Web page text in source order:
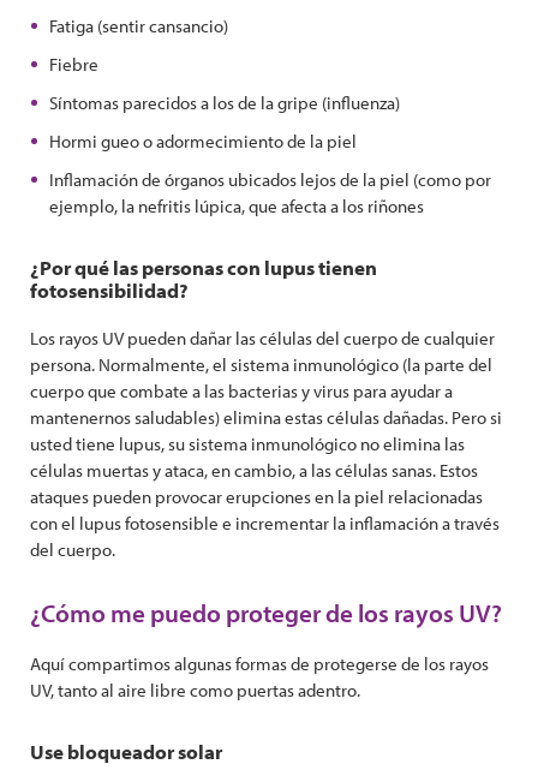
Fatiga (sentir cansancio)
Fiebre
Síntomas parecidos a los de la gripe (influenza)
Hormi gueo o adormecimiento de la piel
Inflamación de órganos ubicados lejos de la piel (como por
ejemplo, la nefritis lúpica, que afecta a los riñones
¿Por qué las personas con lupus tienen
fotosensibilidad?
Los rayos UV pueden dañar las células del cuerpo de cualquier
persona. Normalmente, el sistema inmunológico (la parte del
cuerpo que combate a las bacterias y virus para ayudar a
mantenernos saludables) elimina estas células dañadas. Pero si
usted tiene lupus, su sistema inmunológico no elimina las
células muertas y ataca, en cambio, a las células sanas. Estos
ataques pueden provocar erupciones en la piel relacionadas
con el lupus fotosensible e incrementar la inflamación a través
del cuerpo.
¿Cómo me puedo proteger de los rayos UV?
Aquí compartimos algunas formas de protegerse de los rayos
UV, tanto al aire libre como puertas adentro.
Use bloqueador solar